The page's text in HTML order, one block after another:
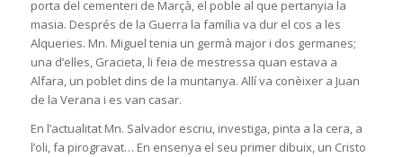
porta del cementeri de Marçà, el poble al que pertanyia la
masia. Després de la Guerra la família va dur el cos a les
Alqueries. Mn. Miguel tenia un germà major i dos germanes;
una d’elles, Gracieta, li feia de mestressa quan estava a
Alfara, un poblet dins de la muntanya. Allí va conèixer a Juan
de la Verana i es van casar.
En l’actualitat Mn. Salvador escriu, investiga, pinta a la cera, a
l’oli, fa pirogravat… En ensenya el seu primer dibuix, un Cristo